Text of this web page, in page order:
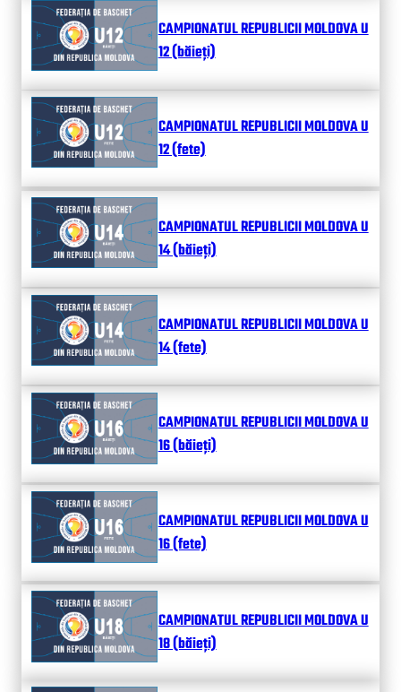
CAMPIONATUL REPUBLICII MOLDOVA U
12 (băieți)
CAMPIONATUL REPUBLICII MOLDOVA U
12 (fete)
CAMPIONATUL REPUBLICII MOLDOVA U
14 (băieți)
CAMPIONATUL REPUBLICII MOLDOVA U
14 (fete)
CAMPIONATUL REPUBLICII MOLDOVA U
16 (băieți)
CAMPIONATUL REPUBLICII MOLDOVA U
16 (fete)
CAMPIONATUL REPUBLICII MOLDOVA U
18 (băieți)